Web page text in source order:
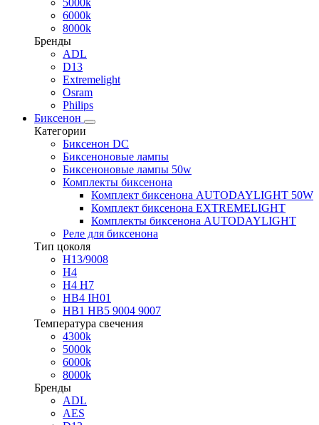
5000k
6000k
8000k
Бренды
ADL
D13
Extremelight
Osram
Philips
Биксенон
Категории
Биксенон DC
Биксеноновые лампы
Биксеноновые лампы 50w
Комплекты биксенона
Комплект биксенона AUTODAYLIGHT 50W
Комплект биксенона EXTREMELIGHT
Комплекты биксенона AUTODAYLIGHT
Реле для биксенона
Тип цоколя
H13/9008
H4
H4 H7
HB4 IH01
HB1 HB5 9004 9007
Температура свечения
4300k
5000k
6000k
8000k
Бренды
ADL
AES